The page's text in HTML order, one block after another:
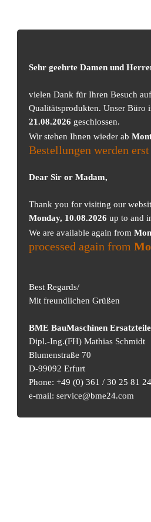
Sehr geehrte Damen und
vielen Dank für Ihren Besuch
Qualitätsprodukten. Unser Büro
21.08.2026 geschlossen.
Wir stehen Ihnen wieder ab
Bestellungen werden erst
Dear Sir or Madam,
Thank you for visiting our
Monday, 10.08.2026 up to and
We are available again from
processed again from
Best Regards/
Mit freundlichen Grüßen
BME BauMaschinen Ersatzteile
Dipl.-Ing.(FH) Mathias Schmidt
Blumenstraße 70
D-99092 Erfurt
Phone: +49 (0) 361 / 30 25 81 24
e-mail: service@bme24.com